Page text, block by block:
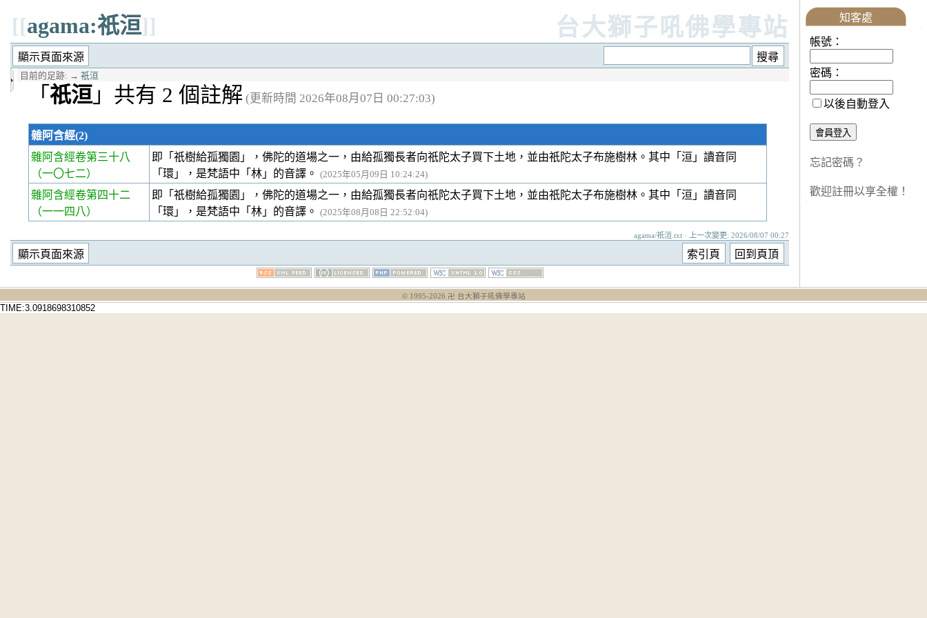
[[agama:祇洹]] 台大獅子吼佛學專站
目前的足跡: → 祇洹
「 祇洹」共有 2 個註解 (更新時間 2026年08月07日 00:27:03)
雜阿含經(2)
雜阿含經卷第三十八
（一〇七二）
即「祇樹給孤獨園」，佛陀的道場之一，由給孤獨長者向祇陀太子買下土地，並由祇陀太子布施樹林。其中「洹」讀音同
「環」，是梵語中「林」的音譯。
(2025年05月09日 10:24:24)
雜阿含經卷第四十二
（一一四八）
即「祇樹給孤獨園」，佛陀的道場之一，由給孤獨長者向祇陀太子買下土地，並由祇陀太子布施樹林。其中「洹」讀音同
「環」，是梵語中「林」的音譯。
(2025年08月08日 22:52:04)
agama/祇洹.txt · 上一次變更: 2026/08/07 00:27
知客處
帳號：
密碼：
以後自動登入
忘記密碼？
歡迎註冊以享全權！
© 1995-2026 卍 台大獅子吼佛學專站
TIME:3.0918698310852